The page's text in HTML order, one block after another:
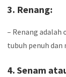
3. Renang:
– Renang adalah
tubuh penuh
4. Senam